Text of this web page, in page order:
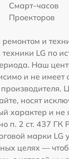
Смарт-часов
Проекторов
и
LG по
Наш
и не
носят
характер и не
п. 2 ст. 437
марки LG
целях —